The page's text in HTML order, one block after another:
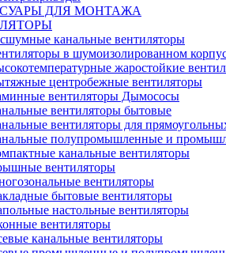
ДЛЯ МОНТАЖА
канальные вентиляторы
в шумоизолированном
жаростойкие
центробежные вентиляторы
вентиляторы Дымососы
вентиляторы бытовые
вентиляторы для
полупромышленные и
канальные вентиляторы
вентиляторы
вентиляторы
бытовые вентиляторы
настольные вентиляторы
вентиляторы
канальные вентиляторы